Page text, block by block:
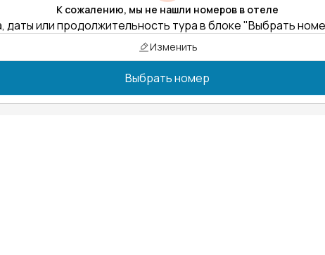
К сожалению, мы не нашли номеров в отеле
или продолжительность тура в блоке "Выбрать
Изменить
Выбрать номер